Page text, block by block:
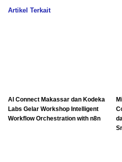
Artikel Terkait
AI Connect Makassar dan Kodeka
Labs Gelar Workshop Intelligent
Workflow Orchestration with n8n